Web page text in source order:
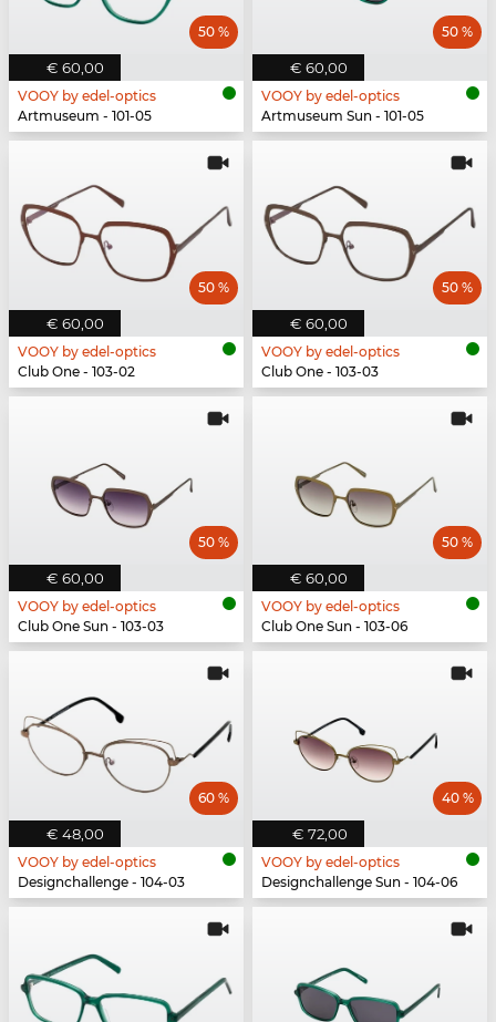
€ 60,00
50 %
VOOY by edel-optics
Artmuseum - 101-05
€ 60,00
50 %
VOOY by edel-optics
Artmuseum Sun - 101-05
€ 60,00
50 %
VOOY by edel-optics
Club One - 103-02
€ 60,00
50 %
VOOY by edel-optics
Club One - 103-03
€ 60,00
50 %
VOOY by edel-optics
Club One Sun - 103-03
€ 60,00
50 %
VOOY by edel-optics
Club One Sun - 103-06
€ 48,00
60 %
VOOY by edel-optics
Designchallenge - 104-03
€ 72,00
40 %
VOOY by edel-optics
Designchallenge Sun - 104-06